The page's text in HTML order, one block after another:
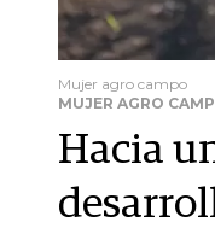
Mujer agro campo
MUJER AGRO
Hacia